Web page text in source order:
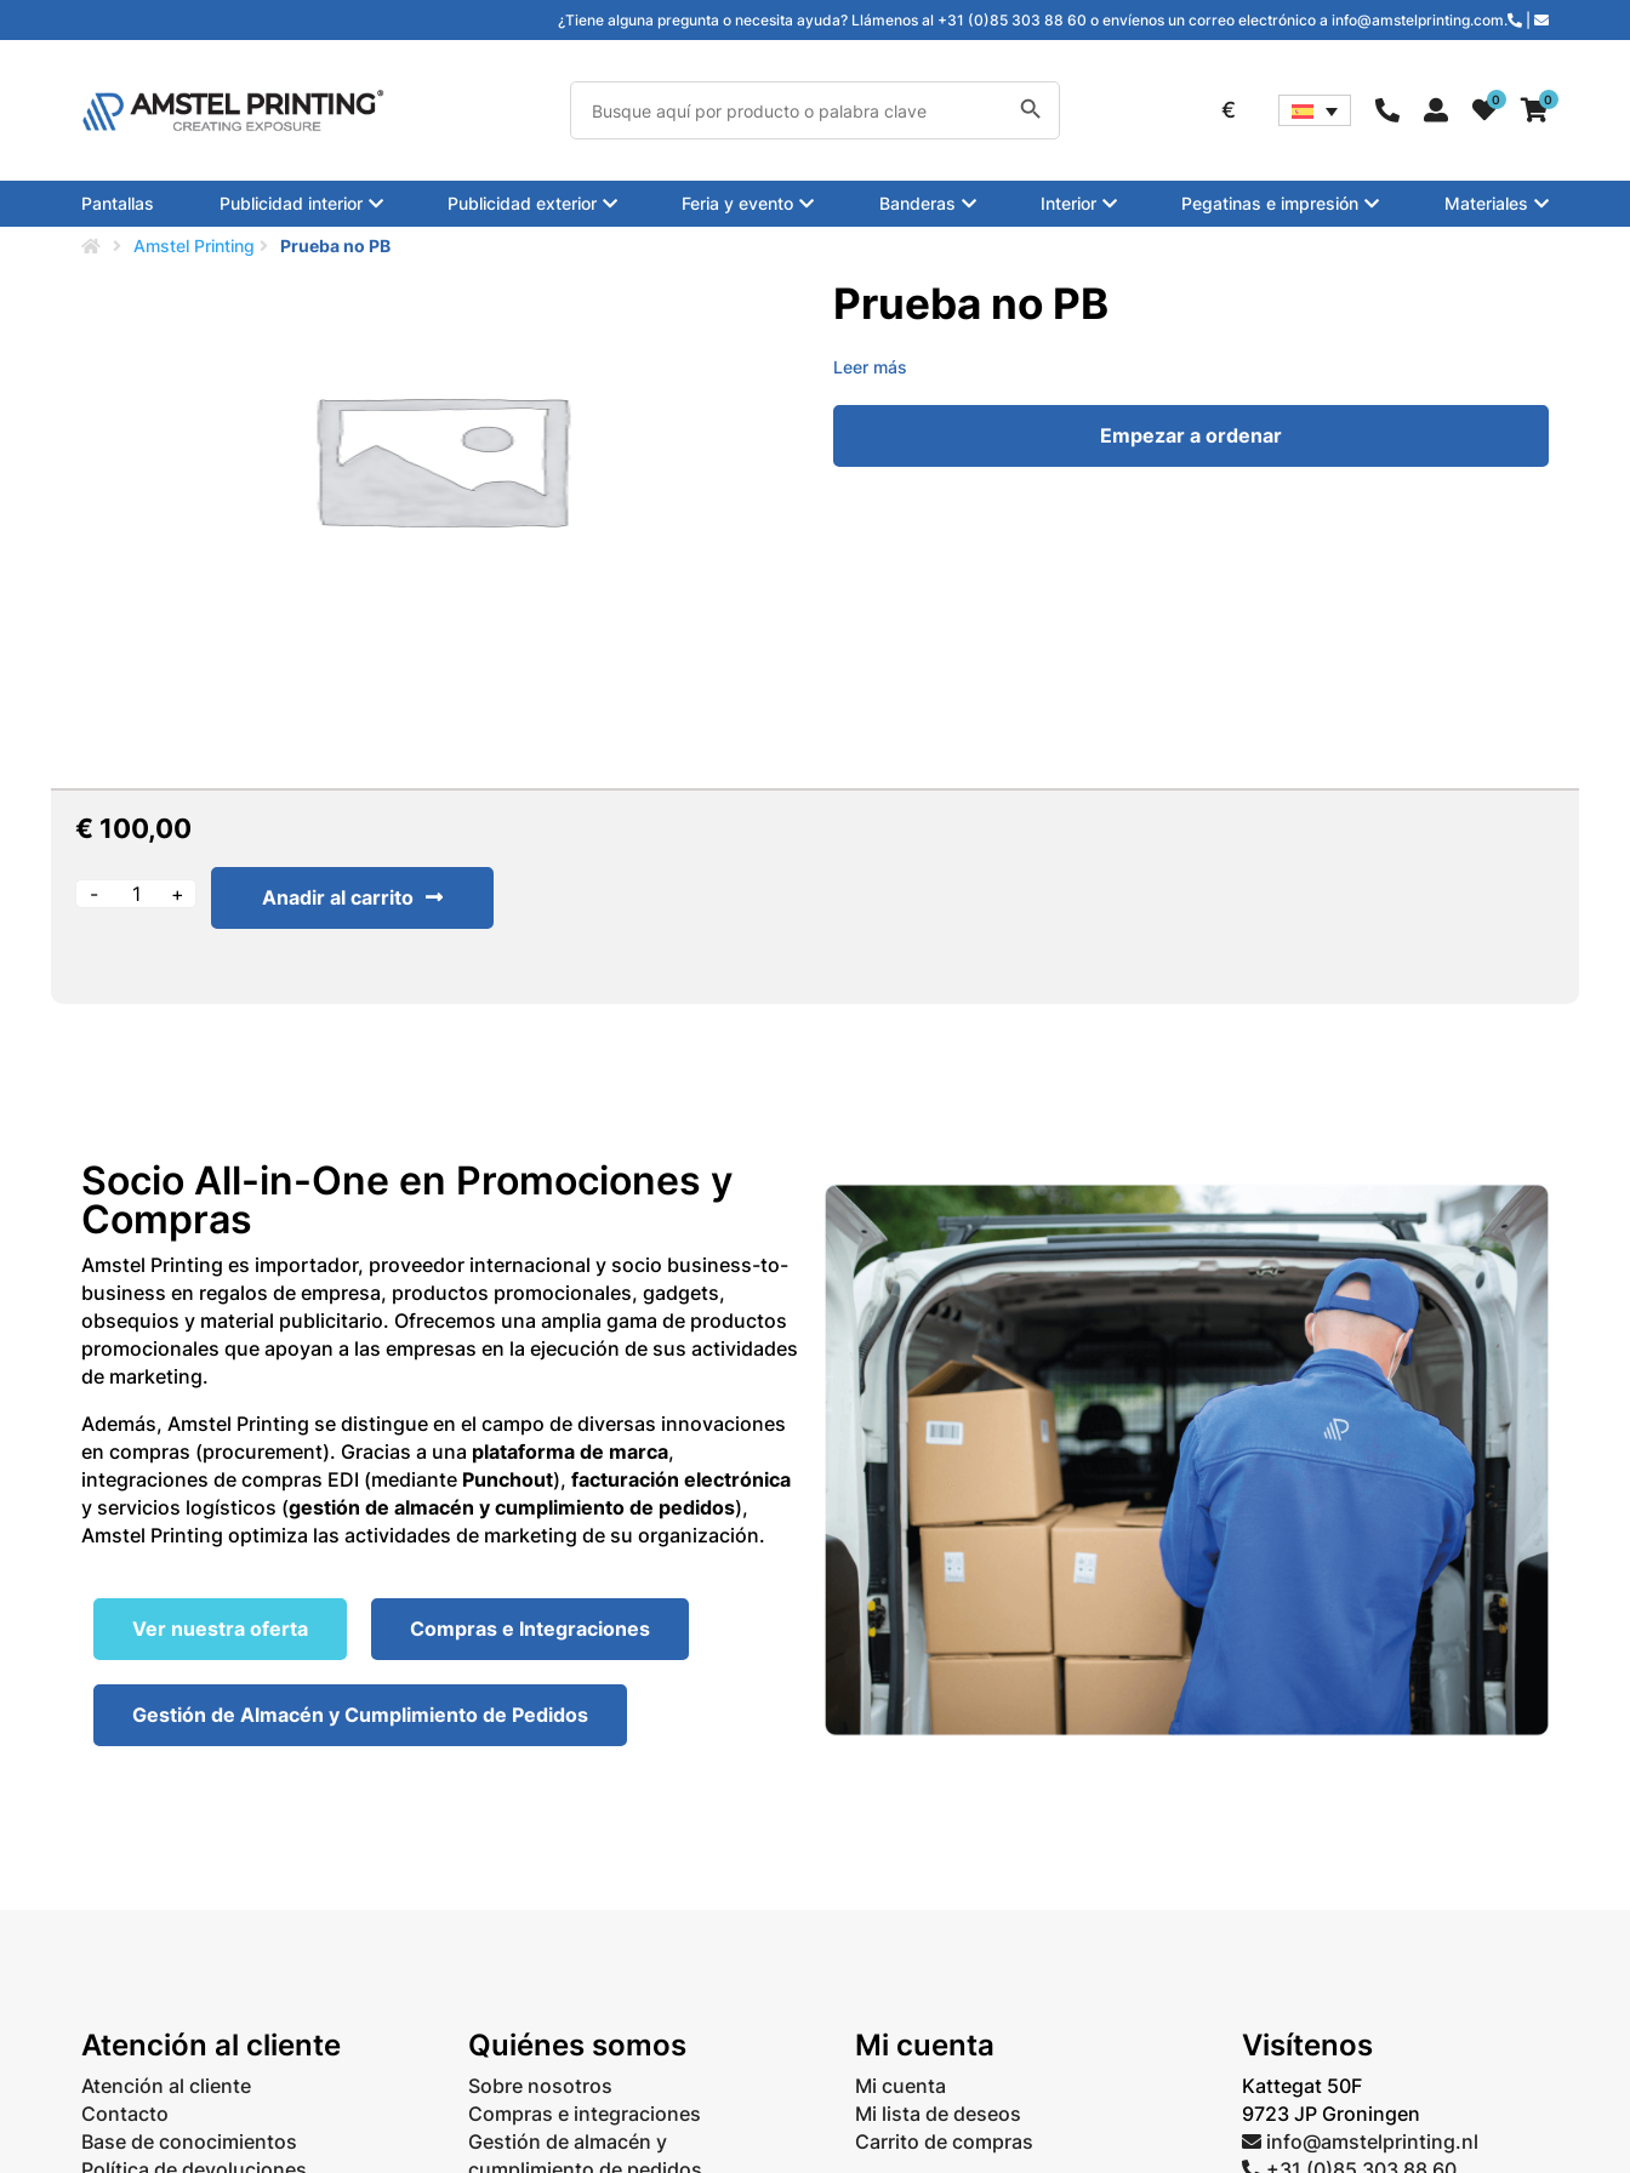
¿Tiene alguna pregunta o necesita ayuda? Llámenos al +31 (0)85 303 88 60 o envíenos un correo electrónico a info@amstelprinting.com.
Botón de búsqueda
€ 0 0
Pantallas Publicidad interior Publicidad exterior Feria y evento Banderas Interior Pegatinas e impresión Materiales
Amstel Printing Prueba no PB
Prueba no PB
Leer más
Empezar a ordenar
€ 100,00
Anadir al carrito
Socio All-in-One en Promociones y
Compras
Amstel Printing es importador, proveedor internacional y socio business-to-
business en regalos de empresa, productos promocionales, gadgets,
obsequios y material publicitario. Ofrecemos una amplia gama de productos
promocionales que apoyan a las empresas en la ejecución de sus actividades
de marketing.
Además, Amstel Printing se distingue en el campo de diversas innovaciones
en compras (procurement). Gracias a una plataforma de marca,
integraciones de compras EDI (mediante Punchout),facturación electrónica
y servicios logísticos (gestión de almacén y cumplimiento de pedidos),
Amstel Printing optimiza las actividades de marketing de su organización.
Ver nuestra oferta Compras e Integraciones
Gestión de Almacén y Cumplimiento de Pedidos
Atención al cliente
Atención al cliente
Contacto
Base de conocimientos
Quiénes somos
Sobre nosotros
Compras e integraciones
Gestión de almacén y
Mi cuenta
Mi cuenta
Mi lista de deseos
Carrito de compras
Visítenos
Kattegat 50F
9723 JP Groningen
info@amstelprinting.nl